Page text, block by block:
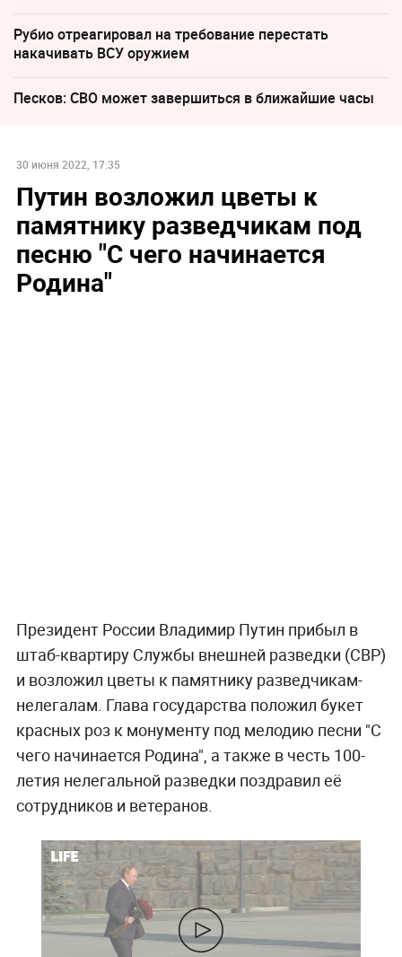
Рубио отреагировал на требование перестать
накачивать ВСУ оружием
Песков: СВО может завершиться в ближайшие часы
30 июня 2022, 17:35
Путин возложил цветы к
памятнику разведчикам под
песню "С чего начинается
Родина"
Президент России Владимир Путин прибыл в
штаб-квартиру Службы внешней разведки (СВР)
и возложил цветы к памятнику разведчикам-
нелегалам. Глава государства положил букет
красных роз к монументу под мелодию песни "С
чего начинается Родина", а также в честь 100-
летия нелегальной разведки поздравил её
сотрудников и ветеранов.